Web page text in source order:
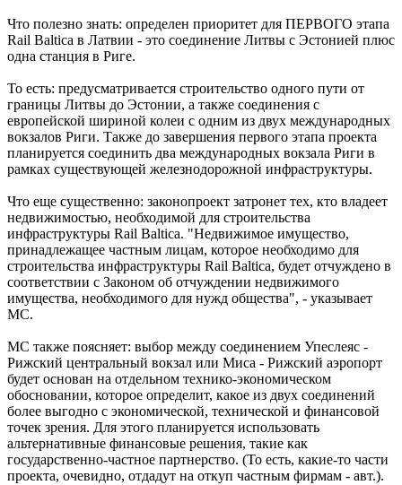
Что полезно знать: определен приоритет для ПЕРВОГО этапа
Rail Baltica в Латвии - это соединение Литвы с Эстонией плюс
одна станция в Риге.
То есть: предусматривается строительство одного пути от
границы Литвы до Эстонии, а также соединения с
европейской шириной колеи с одним из двух международных
вокзалов Риги. Также до завершения первого этапа проекта
планируется соединить два международных вокзала Риги в
рамках существующей железнодорожной инфраструктуры.
Что еще существенно: законопроект затронет тех, кто владеет
недвижимостью, необходимой для строительства
инфраструктуры Rail Baltica. "Недвижимое имущество,
принадлежащее частным лицам, которое необходимо для
строительства инфраструктуры Rail Baltica, будет отчуждено в
соответствии с Законом об отчуждении недвижимого
имущества, необходимого для нужд общества", - указывает
МС.
МС также поясняет: выбор между соединением Упеслеяс -
Рижский центральный вокзал или Миса - Рижский аэропорт
будет основан на отдельном технико-экономическом
обосновании, которое определит, какое из двух соединений
более выгодно с экономической, технической и финансовой
точек зрения. Для этого планируется использовать
альтернативные финансовые решения, такие как
государственно-частное партнерство. (То есть, какие-то части
проекта, очевидно, отдадут на откуп частным фирмам - авт.).